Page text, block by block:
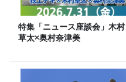
特集「ニュース座談会」木村
草太×奥村奈津美